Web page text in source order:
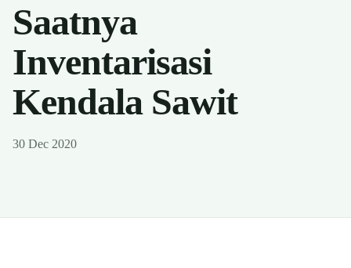
Saatnya
Inventarisasi
Kendala Sawit
30 Dec 2020